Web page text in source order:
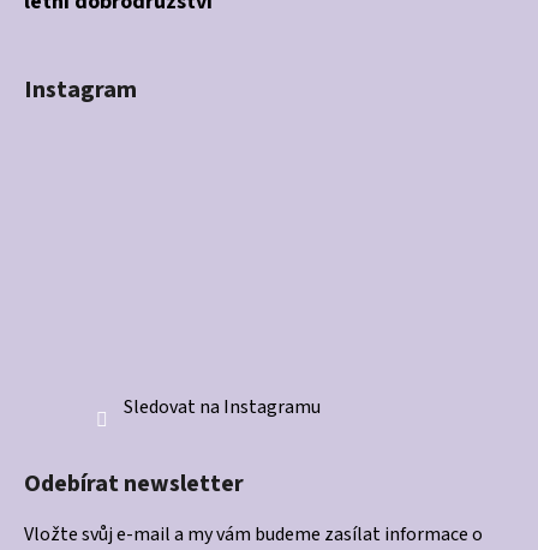
Instagram
Sledovat na Instagramu
Odebírat newsletter
Vložte svůj e-mail a my vám budeme zasílat informace o